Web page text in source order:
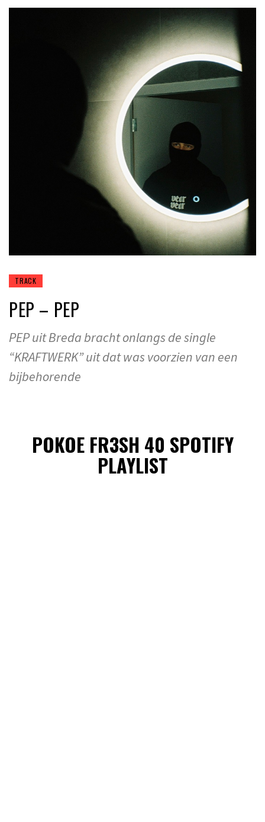
TRACK
PEP – PEP
PEP uit Breda bracht onlangs de single
“KRAFTWERK” uit dat was voorzien van een
bijbehorende
POKOE FR3SH 40 SPOTIFY
PLAYLIST